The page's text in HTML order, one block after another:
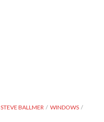
STEVE BALLMER
WINDOWS